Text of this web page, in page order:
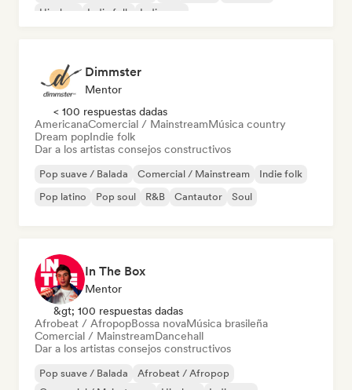
Hip-hop
Indie folk Indie pop
Dimmster
Mentor
< 100 respuestas dadas
AmericanaComercial / MainstreamMúsica country
Dream popIndie folk
Dar a los artistas consejos constructivos
Pop suave / Balada Comercial / Mainstream
Indie folk
Pop latino
Pop soul R&B Cantautor Soul
In The Box
Mentor
&gt; 100 respuestas dadas
Afrobeat / AfropopBossa novaMúsica brasileña
Comercial / MainstreamDancehall
Dar a los artistas consejos constructivos
Pop suave / Balada
Afrobeat / Afropop